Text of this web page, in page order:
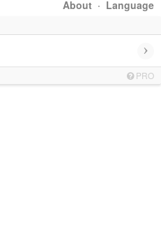
About · Language
›
PRO